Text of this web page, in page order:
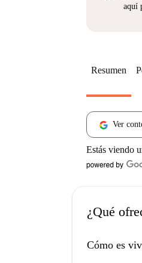
aquí
Resumen
Ver
Estás viendo
¿Qué
Cómo es